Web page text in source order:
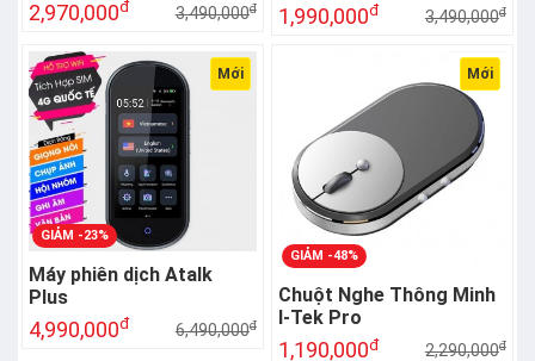
2,970,000đ 3,490,000đ 1,990,000đ 3,490,000đ
GIẢM -23%
Mới
Máy phiên dịch Atalk
Plus
4,990,000đ 6,490,000đ
GIẢM -48%
Mới
Chuột Nghe Thông Minh
I-Tek Pro
1,190,000đ 2,290,000đ